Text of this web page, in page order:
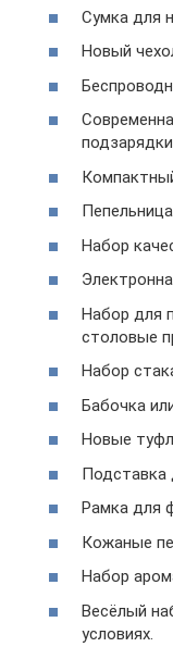
Сумка для
Новый
Набор
Набор для
столовые
Набор
Бабочка
Новые
Подставка
Рамка для
Кожаные
Набор
Весёлый
условиях.